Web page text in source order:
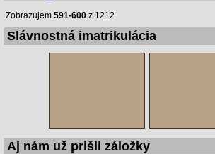
Zobrazujem 591-600 z 1212
Slávnostná imatrikulácia
Aj nám už prišli záložky